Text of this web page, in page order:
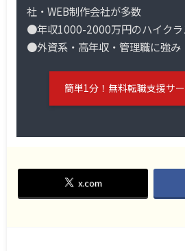
社・WEB制作会社が多数
●年収1000-2000万円のハイクラ
●外資系・高年収・管理職に強み
簡単1分！無料転職支援サ
x.com